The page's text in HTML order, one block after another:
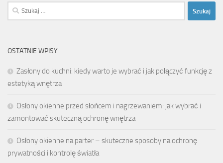
Szukaj:
OSTATNIE WPISY
Zasłony do kuchni: kiedy warto je wybrać i jak połączyć funkcję z
estetyką wnętrza
Osłony okienne przed słońcem i nagrzewaniem: jak wybrać i
zamontować skuteczną ochronę wnętrza
Osłony okienne na parter – skuteczne sposoby na ochronę
prywatności i kontrolę światła